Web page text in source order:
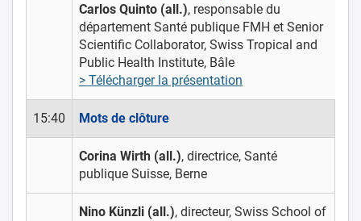
Carlos Quinto (all.), responsable du
département Santé publique FMH et Senior
Scientific Collaborator, Swiss Tropical and
Public Health Institute, Bâle
> Télécharger la présentation
15:40 Mots de clôture
Corina Wirth (all.), directrice, Santé
publique Suisse, Berne
Nino Künzli (all.), directeur, Swiss School of